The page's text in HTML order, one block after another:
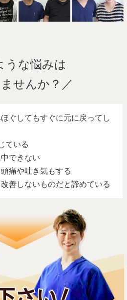
うな悩みは
せんか？／
ぐしてもすぐに元に戻ってし
ている
できない
痛や吐き気もする
善しないものだと諦めている